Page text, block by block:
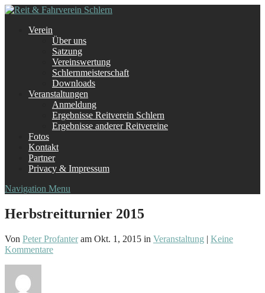
Verein
Über uns
Satzung
Vereinswertung
Schlernmeisterschaft
Downloads
Veranstaltungen
Anmeldung
Ergebnisse Reitverein Schlern
Ergebnisse anderer Reitvereine
Fotos
Kontakt
Partner
Privacy & Impressum
Navigation Menu
Herbstreitturnier 2015
Von Peter Profanteram Okt. 1, 2015 in Veranstaltung | Keine
Kommentare